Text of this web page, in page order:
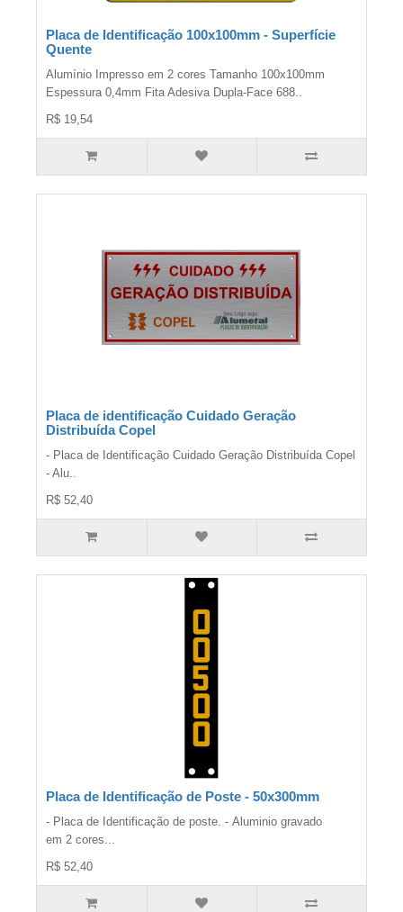
Placa de Identificação 100x100mm - Superfície
Quente
Alumínio Impresso em 2 cores Tamanho 100x100mm
Espessura 0,4mm Fita Adesiva Dupla-Face 688..
R$ 19,54
Placa de identificação Cuidado Geração
Distribuída Copel
- Placa de Identificação Cuidado Geração Distribuída Copel
- Alu..
R$ 52,40
Placa de Identificação de Poste - 50x300mm
- Placa de Identificação de poste. - Aluminio gravado
em 2 cores...
R$ 52,40